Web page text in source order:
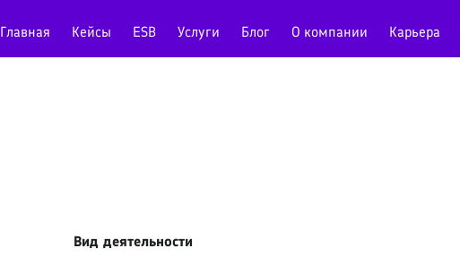
Главная Кейсы ESB Услуги Блог О компании Карьера
Вид деятельности